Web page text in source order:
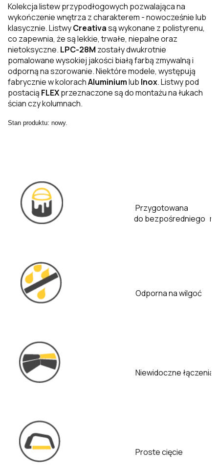
Kolekcja listew przypodłogowych pozwalająca na
wykończenie wnętrza z charakterem - nowocześnie lub
klasycznie. ListwyCreativasą wykonane z polistyrenu,
co zapewnia, że są lekkie, trwałe, niepalne oraz
nietoksyczne. LPC-28M zostały dwukrotnie
pomalowane wysokiej jakości białą farbą zmywalną i
odporną na szorowanie. Niektóre modele, występują
fabrycznie w kolorachAluminiumlub Inox. Listwy pod
postacią FLEXprzeznaczone są do montażu na łukach
ścian czy kolumnach.
Stan produktu: nowy.
Przygotowana
do bezpośredniego
Odporna na wilgoć
Niewidoczne łączenia
Proste cięcie